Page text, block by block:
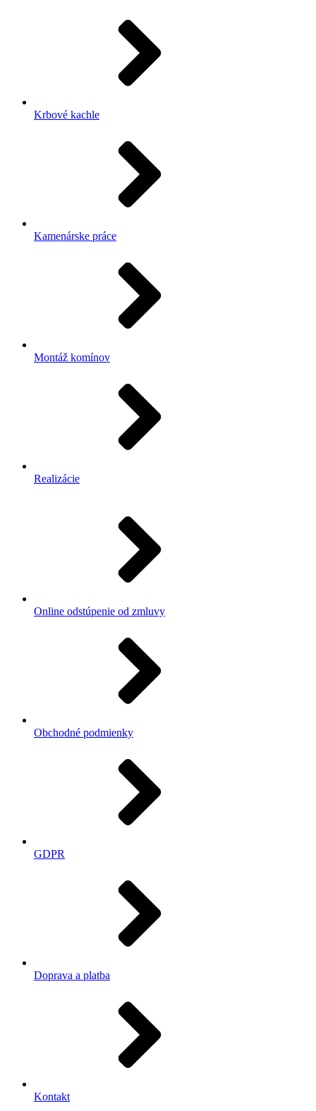
Krbové kachle
Kamenárske práce
Montáž komínov
Realizácie
Online odstúpenie od zmluvy
Obchodné podmienky
GDPR
Doprava a platba
Kontakt